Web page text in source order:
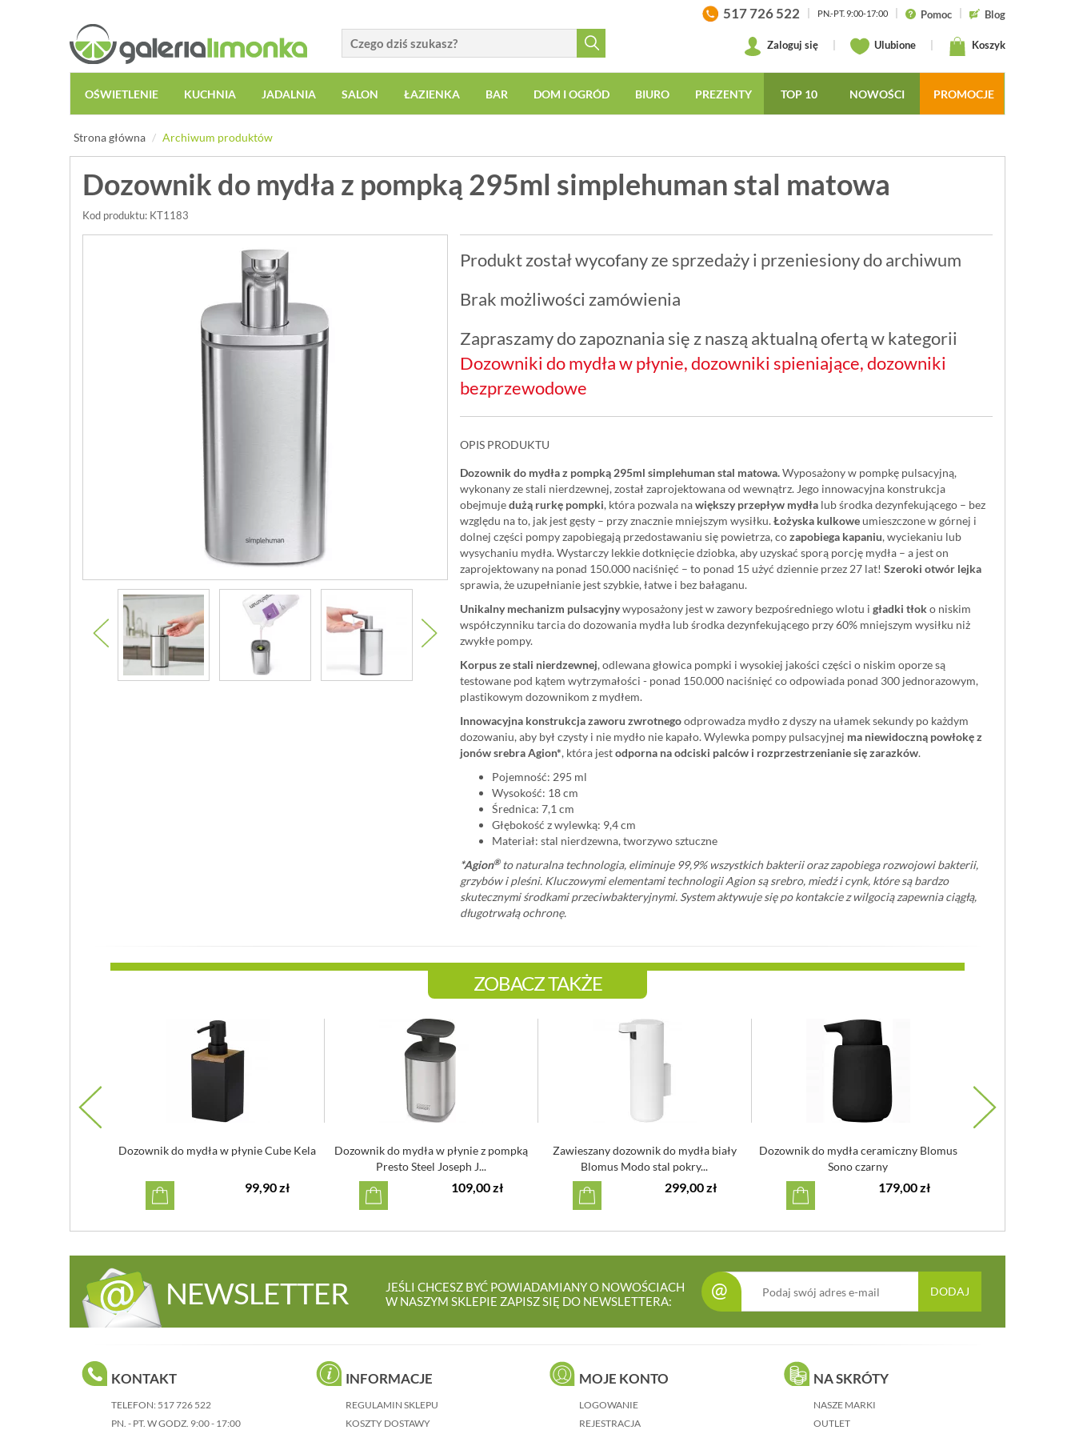
517 726 522 PN.-PT. 9:00-17:00 Pomoc Blog
Zaloguj się Ulubione Koszyk
OŚWIETLENIE KUCHNIA JADALNIA SALON ŁAZIENKA BAR DOM I OGRÓD BIURO PREZENTY TOP 10 NOWOŚCI PROMOCJE
Strona główna Archiwum produktów
Dozownik do mydła z pompką 295ml simplehuman stal matowa
Kod produktu: KT1183
Produkt został wycofany ze sprzedaży i przeniesiony do archiwum
Brak możliwości zamówienia
Zapraszamy do zapoznania się z naszą aktualną ofertą w kategorii
Dozowniki do mydła w płynie, dozowniki spieniające, dozowniki
bezprzewodowe
OPIS PRODUKTU
Dozownik do mydła z pompką 295ml simplehuman stal matowa.Wyposażony w pompkę pulsacyjną,
wykonany ze stali nierdzewnej, został zaprojektowana od wewnątrz. Jego innowacyjna konstrukcja
obejmujedużą rurkę pompki, która pozwala nawiększy przepływ mydłalub środka dezynfekującego – bez
względu na to, jak jest gęsty – przy znacznie mniejszym wysiłku.Łożyska kulkoweumieszczone w górnej i
dolnej części pompy zapobiegają przedostawaniu się powietrza, cozapobiega kapaniu, wyciekaniu lub
wysychaniu mydła. Wystarczy lekkie dotknięcie dziobka, aby uzyskać sporą porcję mydła – a jest on
zaprojektowany na ponad 150.000 naciśnięć – to ponad 15 użyć dziennie przez 27 lat! Szeroki otwór lejka
sprawia, że ​​uzupełnianie jest szybkie, łatwe i bez bałaganu.
Unikalny mechanizm pulsacyjnywyposażony jest w zawory bezpośredniego wlotu i gładki tłok o niskim
współczynniku tarcia do dozowania mydła lub środka dezynfekującego przy 60% mniejszym wysiłku niż
zwykłe pompy.
Korpus ze stali nierdzewnej, odlewana głowica pompki i wysokiej jakości części o niskim oporze są
testowane pod kątem wytrzymałości - ponad 150.000 naciśnięć co odpowiada ponad 300 jednorazowym,
plastikowym dozownikom z mydłem.
Innowacyjna konstrukcja zaworu zwrotnegoodprowadza mydło z dyszy na ułamek sekundy po każdym
dozowaniu, aby był czysty i nie mydło nie kapało. Wylewka pompy pulsacyjnej ma niewidoczną powłokę z
jonów srebra Agion*, która jestodporna na odciski palców i rozprzestrzenianie się zarazków.
Pojemność: 295 ml
Wysokość: 18 cm
Średnica: 7,1 cm
Głębokość z wylewką: 9,4 cm
Materiał: stal nierdzewna, tworzywo sztuczne
*Agion®to naturalna technologia, eliminuje 99,9% wszystkich bakterii oraz zapobiega rozwojowi bakterii,
grzybów i pleśni. Kluczowymi elementami technologii Agion są srebro, miedź i cynk, które są bardzo
skutecznymi środkami przeciwbakteryjnymi. System aktywuje się po kontakcie z wilgocią zapewnia ciągłą,
długotrwałą ochronę.
ZOBACZ TAKŻE
Dozownik do mydła w płynie Cube Kela
99,90 zł
Dozownik do mydła w płynie z pompką
Presto Steel Joseph J...
109,00 zł
Zawieszany dozownik do mydła biały
Blomus Modo stal pokry...
299,00 zł
Dozownik do mydła ceramiczny Blomus
Sono czarny
179,00 zł
NEWSLETTER
JEŚLI CHCESZ BYĆ POWIADAMIANY O NOWOŚCIACH
W NASZYM SKLEPIE ZAPISZ SIĘ DO NEWSLETTERA:
@ DODAJ
KONTAKT
TELEFON: 517 726 522
PN. - PT. W GODZ. 9:00 - 17:00
INFORMACJE
REGULAMIN SKLEPU
KOSZTY DOSTAWY
MOJE KONTO
LOGOWANIE
REJESTRACJA
NA SKRÓTY
NASZE MARKI
OUTLET